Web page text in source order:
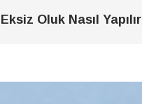
Eksiz Oluk Nasıl Yapılır